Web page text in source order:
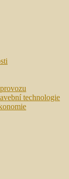
technologie